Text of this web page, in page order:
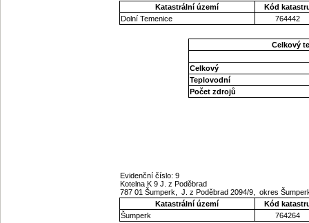
Katastrální území
Kód
Dolní Temenice
764442
Celkový
Celkový
Teplovodní
Počet zdrojů
Evidenční číslo: 9
Kotelna K 9 J. z Poděbrad
787 01 Šumperk, J. z Poděbrad 2094/9, okres
Katastrální území
Kód
Šumperk
764264